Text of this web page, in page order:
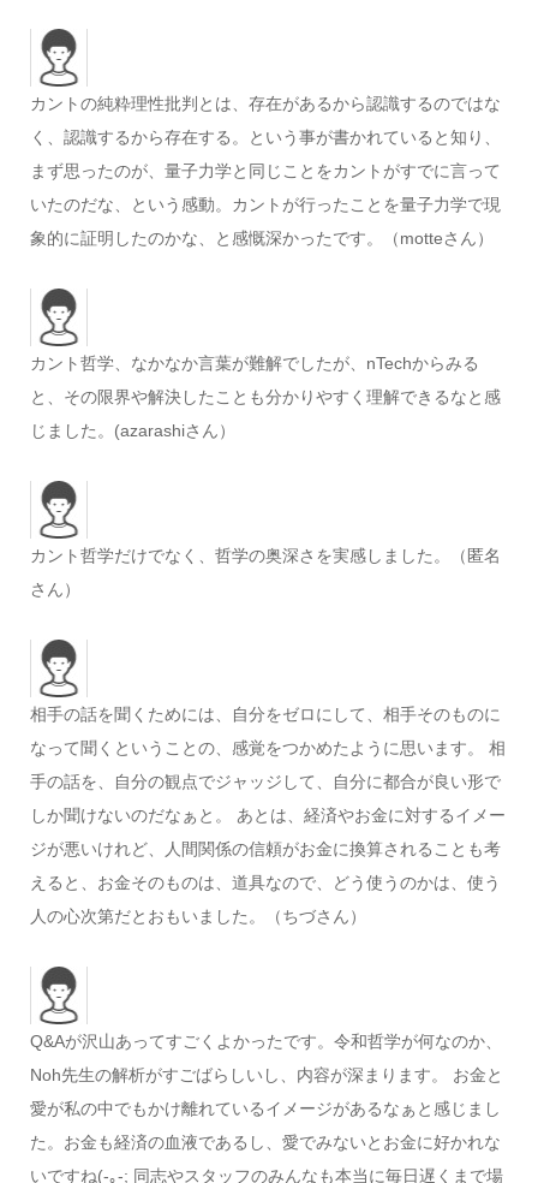
カントの純粋理性批判とは、存在があるから認識するのではな
く、認識するから存在する。という事が書かれていると知り、
まず思ったのが、量子力学と同じことをカントがすでに言って
いたのだな、という感動。カントが行ったことを量子力学で現
象的に証明したのかな、と感慨深かったです。（motteさん）
カント哲学、なかなか言葉が難解でしたが、nTechからみる
と、その限界や解決したことも分かりやすく理解できるなと感
じました。(azarashiさん）
カント哲学だけでなく、哲学の奥深さを実感しました。（匿名
さん）
相手の話を聞くためには、自分をゼロにして、相手そのものに
なって聞くということの、感覚をつかめたように思います。 相
手の話を、自分の観点でジャッジして、自分に都合が良い形で
しか聞けないのだなぁと。 あとは、経済やお金に対するイメー
ジが悪いけれど、人間関係の信頼がお金に換算されることも考
えると、お金そのものは、道具なので、どう使うのかは、使う
人の心次第だとおもいました。（ちづさん）
Q&Aが沢山あってすごくよかったです。令和哲学が何なのか、
Noh先生の解析がすごばらしいし、内容が深まります。 お金と
愛が私の中でもかけ離れているイメージがあるなぁと感じまし
た。お金も経済の血液であるし、愛でみないとお金に好かれな
いですね(-｡-; 同志やスタッフのみんなも本当に毎日遅くまで場